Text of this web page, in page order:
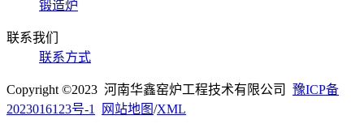
锻造炉
联系我们
联系方式
Copyright ©2023 河南华鑫窑炉工程技术有限公司 豫ICP备
2023016123号-1
网站地图/XML